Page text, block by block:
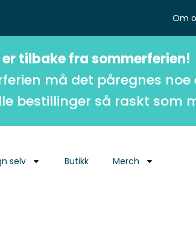
Om
tilbake fra sommerferien!
må det påregnes
bestillinger så raskt som
selv Butikk Merch